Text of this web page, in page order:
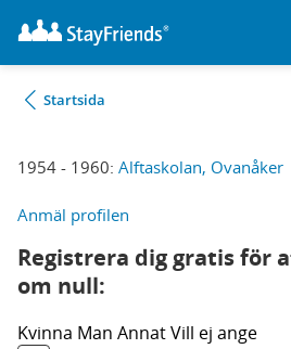
Startsida
1954 - 1960: Alftaskolan, Ovanåker
Anmäl profilen
Registrera dig gratis för
om null:
Kvinna Man AnnatVill ej ange